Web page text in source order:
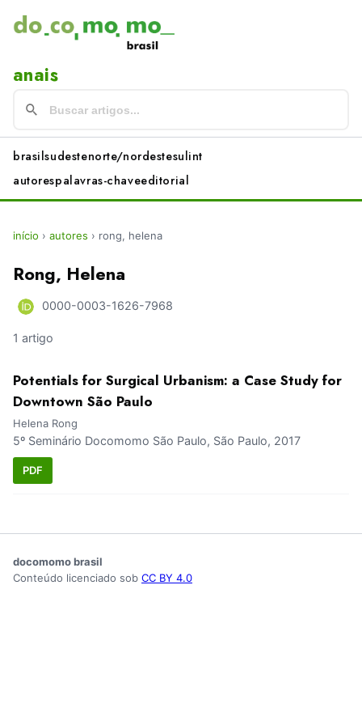
anais
brasilsudestenorte/nordestesulint
autorespalavras-chaveeditorial
início › autores › rong, helena
Rong, Helena
0000-0003-1626-7968
1 artigo
Potentials for Surgical Urbanism: a Case Study for
Downtown São Paulo
Helena Rong
5º Seminário Docomomo São Paulo, São Paulo, 2017
PDF
docomomo brasil
Conteúdo licenciado sob CC BY 4.0